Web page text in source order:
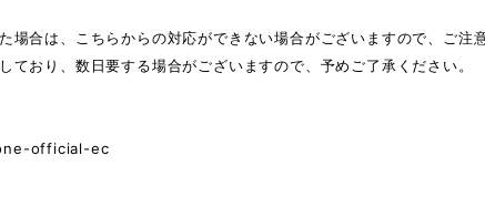
場合は、こちらからの対応ができない場合がございますので、ご注意
ており、数日要する場合がございますので、予めご了承ください。
official-ec